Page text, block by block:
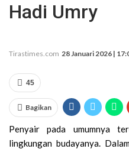
Hadi Umry
Tirastimes.com 28 Januari 2026 |
45
Bagikan
Penyair pada umumnya
lingkungan budayanya.